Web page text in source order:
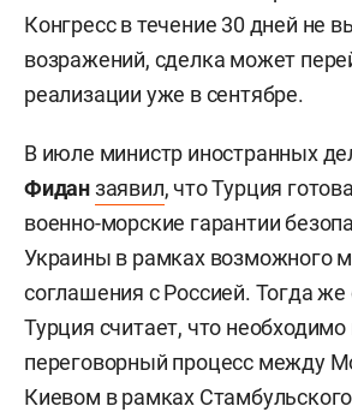
Конгресс в течение 30 дней не
возражений, сделка может
реализации уже в сентябре.
В июле министр иностранных
Фиданзаявил, что Турция
военно-морские гарантии
Украины в рамках возможного
соглашения с Россией. Тогда же
Турция считает, что
переговорный процесс между
Киевом в рамках